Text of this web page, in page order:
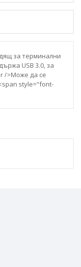
за терминални
USB 3.0, за
/>Може да се
style="font-